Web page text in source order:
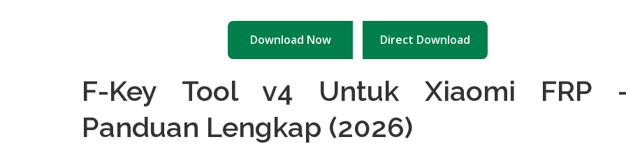
Download Now Direct Download
F-Key Tool v4 Untuk Xiaomi FRP
Panduan Lengkap (2026)